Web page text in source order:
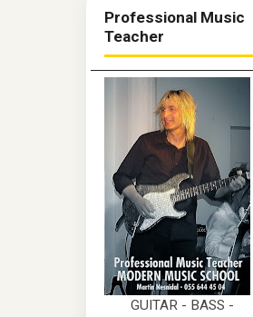
Professional Music
Teacher
GUITAR - BASS -